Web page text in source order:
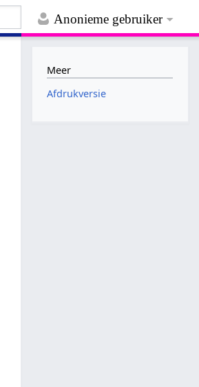
Anonieme gebruiker
Meer
Afdrukversie